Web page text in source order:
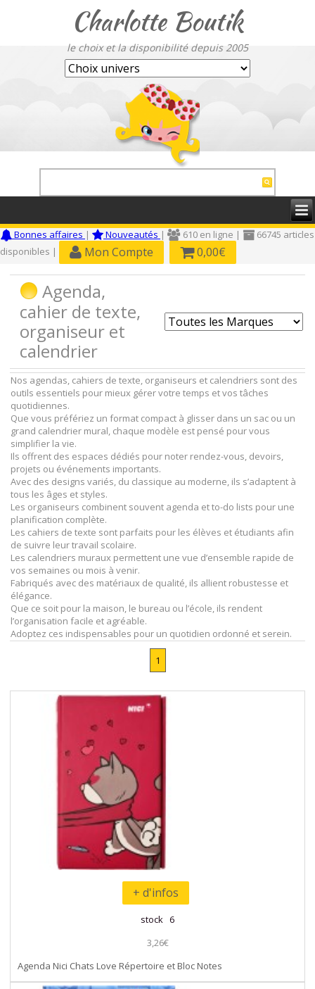
Charlotte Boutik
le choix et la disponibilité depuis 2005
Bonnes affaires | Nouveautés | 610 en ligne |
66745 articles
disponibles |
Mon Compte 0,00€
Agenda,
cahier de texte,
organiseur et
calendrier
Nos agendas, cahiers de texte, organiseurs et calendriers sont des
outils essentiels pour mieux gérer votre temps et vos tâches
quotidiennes.
Que vous préfériez un format compact à glisser dans un sac ou un
grand calendrier mural, chaque modèle est pensé pour vous
simplifier la vie.
Ils offrent des espaces dédiés pour noter rendez-vous, devoirs,
projets ou événements importants.
Avec des designs variés, du classique au moderne, ils s’adaptent à
tous les âges et styles.
Les organiseurs combinent souvent agenda et to-do lists pour une
planification complète.
Les cahiers de texte sont parfaits pour les élèves et étudiants afin
de suivre leur travail scolaire.
Les calendriers muraux permettent une vue d’ensemble rapide de
vos semaines ou mois à venir.
Fabriqués avec des matériaux de qualité, ils allient robustesse et
élégance.
Que ce soit pour la maison, le bureau ou l’école, ils rendent
l’organisation facile et agréable.
Adoptez ces indispensables pour un quotidien ordonné et serein.
1
+ d'infos
stock 6
3,26€
Agenda Nici Chats Love Répertoire et Bloc Notes